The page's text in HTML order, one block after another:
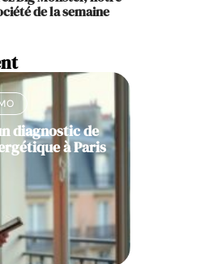
de la semaine
diagnostic de
à Paris